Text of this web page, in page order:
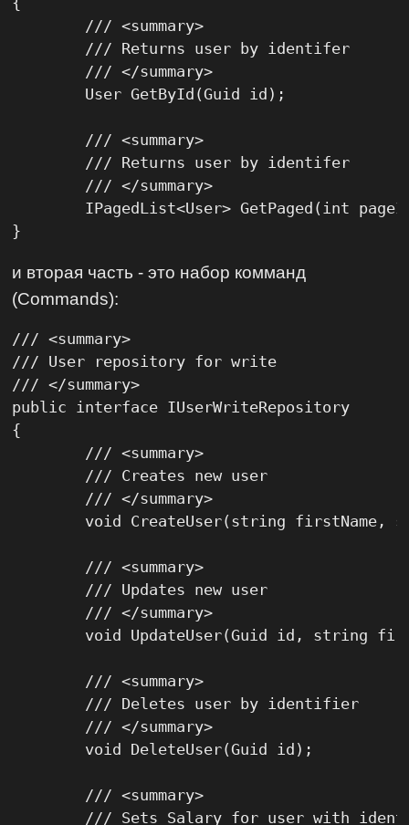
}
и вторая часть - это набор комманд
(Commands):
/// <summary>
/// User repository for write
/// </summary>
public interface IUserWriteRepository
{